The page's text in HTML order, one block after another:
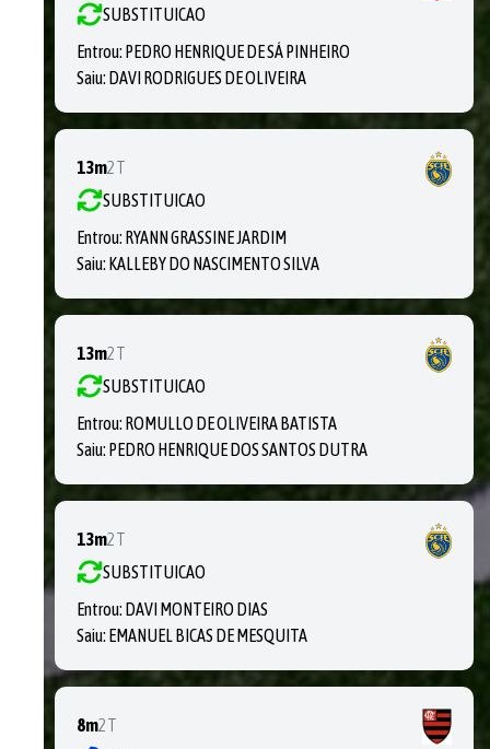
SUBSTITUICAO
Entrou: PEDRO HENRIQUE DE SÁ PINHEIRO
Saiu: DAVI RODRIGUES DE OLIVEIRA
13m2T
SUBSTITUICAO
Entrou: RYANN GRASSINE JARDIM
Saiu: KALLEBY DO NASCIMENTO SILVA
13m2T
SUBSTITUICAO
Entrou: ROMULLO DE OLIVEIRA BATISTA
Saiu: PEDRO HENRIQUE DOS SANTOS DUTRA
13m2T
SUBSTITUICAO
Entrou: DAVI MONTEIRO DIAS
Saiu: EMANUEL BICAS DE MESQUITA
8m2T